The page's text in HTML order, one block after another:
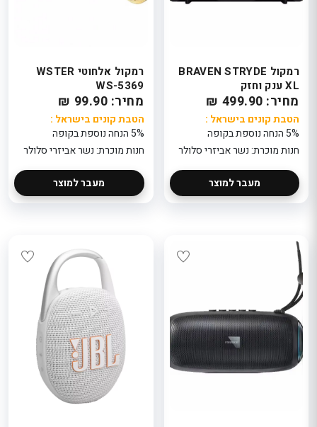
רמקול BRAVEN STRYDE
XL ענק וחזק
מחיר: 499.90 ₪
הטבת קונים בישראל :
5% הנחה נוספת בקופה
חנות מוכרת: נשר אביזרי סלולר
מעבר למוצר
רמקול אלחוטי WSTER
WS-5369
מחיר: 99.90 ₪
הטבת קונים בישראל :
5% הנחה נוספת בקופה
חנות מוכרת: נשר אביזרי סלולר
מעבר למוצר